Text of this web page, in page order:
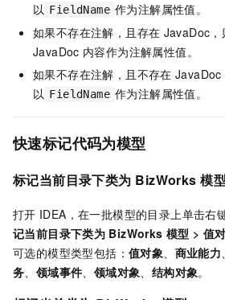
以 FieldName 作为注解属性值。
如果不存在注解，且存在 JavaDoc，
JavaDoc 内容作为注解属性值。
如果不存在注解，且不存在 JavaDoc
以 FieldName 作为注解属性值。
快速标记代码为模型
标记当前目录下类为 BizWorks 模型
打开 IDEA，在一批模型的目录上单击右
记当前目录下类为 BizWorks 模型 > 值
可选的模型类型包括： 值对象 商业能力
务
领域事件 领域对象 结构对象。